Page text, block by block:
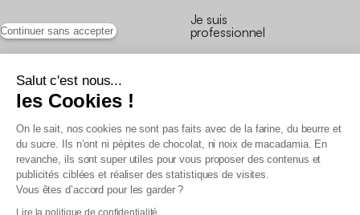
Continuer sans accepter
Salut c'est nous...
les Cookies !
On le sait, nos cookies ne sont pas faits avec de la farine, du beurre et
du sucre. Ils n’ont ni pépites de chocolat, ni noix de macadamia. En
revanche, ils sont super utiles pour vous proposer des contenus et
publicités ciblées et réaliser des statistiques de visites.
Vous êtes d’accord pour les garder ?
Lire la politique de confidentialité
Je suis
professionnel
Conditions générales de vente
Conditions générales du programme de fidélité
Charte de données personnelles
Conditions générales de vente Pro
Déclaration d’accessibilité